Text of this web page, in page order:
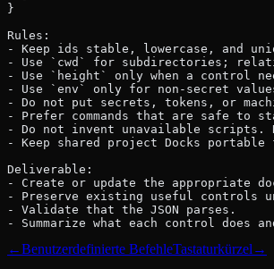
}
Rules:
- Keep ids stable, lowercase, and
- Use `cwd` for subdirectories;
- Use `height` only when a control
- Use `env` only for non-secret
- Do not put secrets, tokens, or
- Prefer commands that are safe to
- Do not invent unavailable scripts.
- Keep shared project Docks
Deliverable:
- Create or update the appropriate
- Preserve existing useful controls
- Validate that the JSON parses.
- Summarize what each control does
←Benutzerdefinierte BefehleTastaturkürzel →